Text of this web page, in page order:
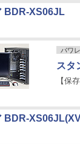
BDR-XS06JL
パワ
スタ
【保
BDR-